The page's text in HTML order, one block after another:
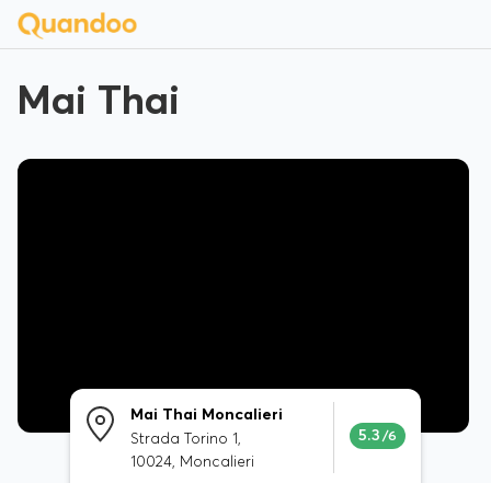
Mai Thai
Mai Thai Moncalieri
Strada Torino 1,
10024, Moncalieri
5.3 /6